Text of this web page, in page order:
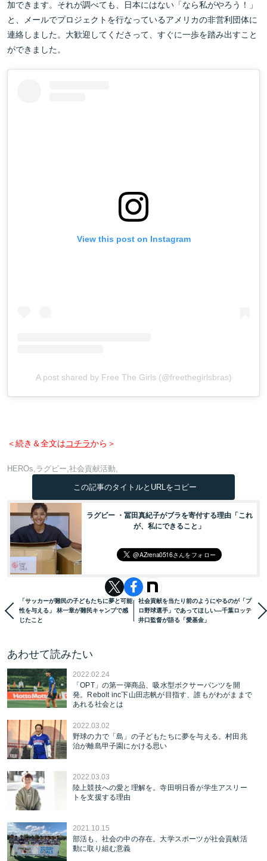
加できます。それが調べても、日本にはない「なら私がやろう！」
と、メールでプロジェクトを行なっているアメリカの非営利団体に
連絡しました。大歓迎してくださって、すぐに一歩を踏み出すこと
ができました。
View this post on Instagram
A post shared by Free The Girls (@freethegirlsbras)
＜続き＆全文はコチラから＞
HEROs ラグビー 社会貢献活動
この記事のタイトルとURLをコピー
ラグビー ・冨田真紀子がブラを寄付する理由「これ
が、私にできること」
「サッカーが難民の子どもたちに夢と可能
性を与える」 林一章が難民キャンプで感
じたこと
社会貢献を当たり前のようにやるのが「プ
ロ野球選手」であってほしい―千葉ロッテ
井口監督が語る「愛基金」
あわせて読みたい
2022.02.24
「OPT」の第一弾商品、吸水型ボクサーパンツを開
発。Rebolt inc下山田志帆が目指す、誰もがわがままで
あれる社会とは
2022.03.02
野球の力で「島」の子どもたちに夢を与える。村田兆
治が離島甲子園にかける思い
2022.03.03
陸上競技への愛と理解を。寺田明日香が学生アスリー
トを支援する理由
2021.10.15
部活も、社会の中の存在。大学スポーツが社会貢献活
動に取り組む意義